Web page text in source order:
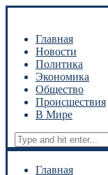
Главная
Новости
Политика
Экономика
Общество
Происшествия
В Мире
Главная